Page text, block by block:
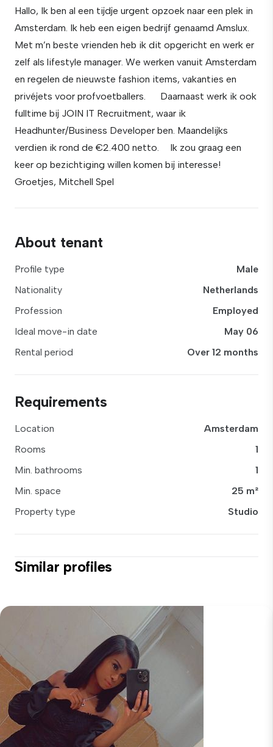
Hallo, Ik ben al een tijdje urgent opzoek naar een plek in
Amsterdam. Ik heb een eigen bedrijf genaamd Amslux.
Met m’n beste vrienden heb ik dit opgericht en werk er
zelf als lifestyle manager. We werken vanuit Amsterdam
en regelen de nieuwste fashion items, vakanties en
privéjets voor profvoetballers. Daarnaast werk ik ook
fulltime bij JOIN IT Recruitment, waar ik
Headhunter/Business Developer ben. Maandelijks
verdien ik rond de €2.400 netto. Ik zou graag een
keer op bezichtiging willen komen bij interesse!
Groetjes, Mitchell Spel
About tenant
Profile type
Male
Nationality
Netherlands
Profession
Employed
Ideal move-in date
May 06
Rental period
Over 12 months
Requirements
Location
Amsterdam
Rooms
1
Min. bathrooms
1
Min. space
25 m²
Property type
Studio
Similar profiles